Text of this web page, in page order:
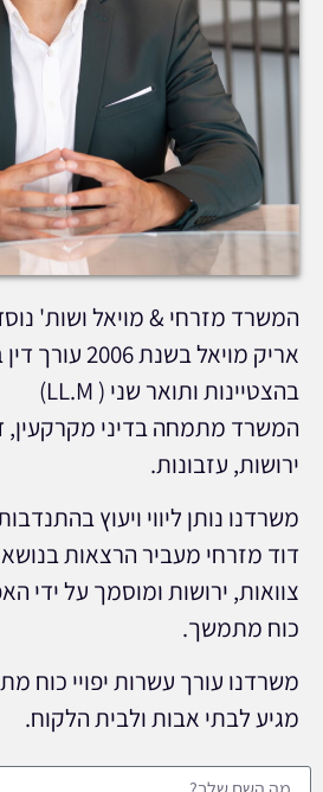
המשרד מזרחי & מויאל ושות'
אריק מויאל
בהצטיינות ותואר שני ( LL.M)
המשרד מתמחה בדיני מקרקעין,
ירושות, עזבונות.
משרדנו נותן ליווי ויעוץ
דוד מזרחי מעביר הרצאות
צוואות, ירושות ומוסמך על ידי
כוח מתמשך.
משרדנו עורך עשרות יפויי כוח
מגיע לבתי אבות ולבית הלקוח.